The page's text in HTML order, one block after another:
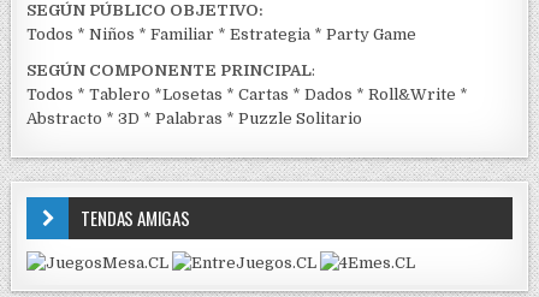
SEGÚN PÚBLICO OBJETIVO:
Todos *Niños *Familiar *Estrategia *Party Game
SEGÚN COMPONENTE PRINCIPAL:
Todos *Tablero *Losetas *Cartas *Dados *Roll&Write *
Abstracto *3D *Palabras *Puzzle Solitario
TENDAS AMIGAS